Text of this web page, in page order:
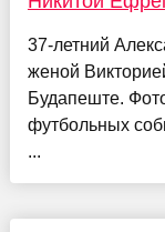
37-летний
женой
Будапеште.
футбольных
...